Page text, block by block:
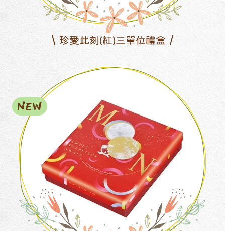
珍愛此刻(紅)三單位禮盒
NEW